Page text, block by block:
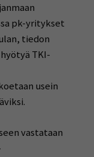
pk-yritykset
tiedon
TKI-
usein
vastataan